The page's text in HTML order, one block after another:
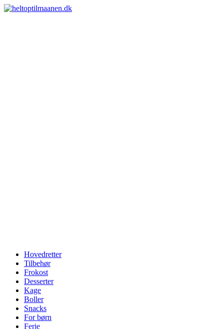
Hovedretter
Tilbehør
Frokost
Desserter
Kage
Boller
Snacks
For børn
Ferie